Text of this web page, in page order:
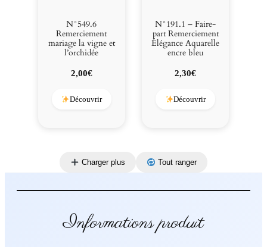
N°549.6
Remerciement
mariage la vigne et
l’orchidée
2,00€
Découvrir
N°191.1 – Faire-
part Remerciement
Élégance Aquarelle
encre bleu
2,30€
Découvrir
Charger plus Tout ranger
Informations produit